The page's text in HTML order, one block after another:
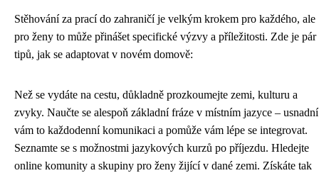
Stěhování za prací do zahraničí je velkým krokem pro každého, ale
pro ženy to může přinášet specifické výzvy a příležitosti. Zde je pár
tipů, jak se adaptovat v novém domově:
Než se vydáte na cestu, důkladně prozkoumejte zemi, kulturu a
zvyky. Naučte se alespoň základní fráze v místním jazyce – usnadní
vám to každodenní komunikaci a pomůže vám lépe se integrovat.
Seznamte se s možnostmi jazykových kurzů po příjezdu. Hledejte
online komunity a skupiny pro ženy žijící v dané zemi. Získáte tak